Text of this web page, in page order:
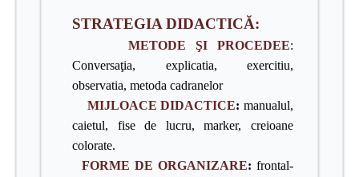
STRATEGIA DIDACTICĂ:
METODE ŞI PROCEDEE:
Conversaţia, explicatia, exercitiu,
observatia, metoda cadranelor
MIJLOACE DIDACTICE: manualul,
caietul, fise de lucru, marker, creioane
colorate.
FORME DE ORGANIZARE: frontal-